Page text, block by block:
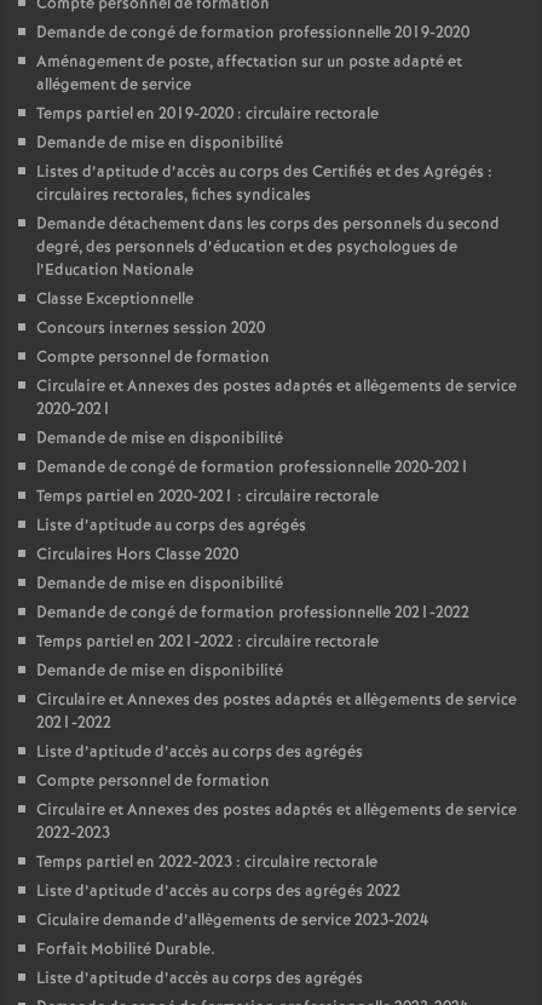
Demande de congé de formation professionnelle 2019-2020
Aménagement de poste, affectation sur un poste adapté et
allégement de service
Temps partiel en 2019-2020 : circulaire rectorale
Demande de mise en disponibilité
Listes d’aptitude d’accès au corps des Certifiés et des Agrégés :
circulaires rectorales, fiches syndicales
Demande détachement dans les corps des personnels du second
degré, des personnels d’éducation et des psychologues de
l’Education Nationale
Classe Exceptionnelle
Concours internes session 2020
Compte personnel de formation
Circulaire et Annexes des postes adaptés et allègements de service
2020-2021
Demande de mise en disponibilité
Demande de congé de formation professionnelle 2020-2021
Temps partiel en 2020-2021 : circulaire rectorale
Liste d’aptitude au corps des agrégés
Circulaires Hors Classe 2020
Demande de mise en disponibilité
Demande de congé de formation professionnelle 2021-2022
Temps partiel en 2021-2022 : circulaire rectorale
Demande de mise en disponibilité
Circulaire et Annexes des postes adaptés et allègements de service
2021-2022
Liste d’aptitude d’accès au corps des agrégés
Compte personnel de formation
Circulaire et Annexes des postes adaptés et allègements de service
2022-2023
Temps partiel en 2022-2023 : circulaire rectorale
Liste d’aptitude d’accès au corps des agrégés 2022
Ciculaire demande d’allègements de service 2023-2024
Forfait Mobilité Durable.
Liste d’aptitude d’accès au corps des agrégés